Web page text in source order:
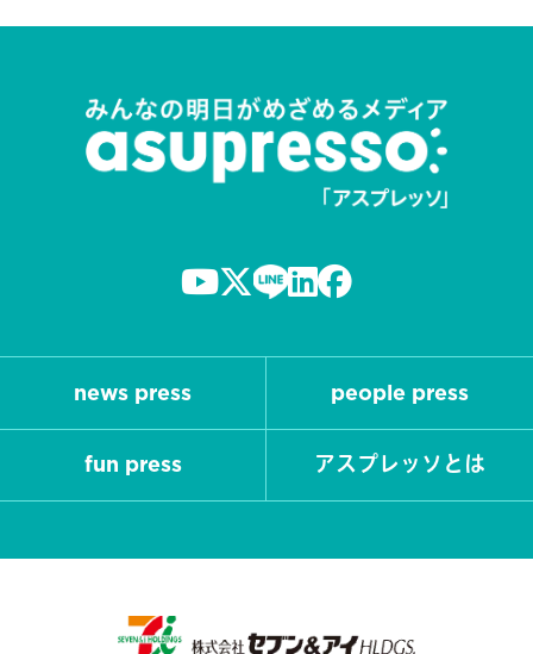
news press people press
fun press アスプレッソとは